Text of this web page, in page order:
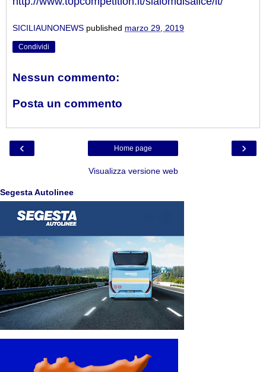
SICILIAUNONEWS published marzo 29, 2019
Condividi
Nessun commento:
Posta un commento
‹ ›
Home page
Visualizza versione web
Segesta Autolinee